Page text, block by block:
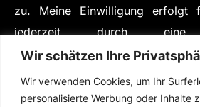
Wir schätzen Ihre
Wir verwenden Cookies, um Ihr
personalisierte Werbung oder Inhalte
zu. Meine Einwilligung erfolgt
jederzeit durch
privacy@thorconsulting.com
ohne dass hierfür andere als die
nach den Basistarifen anfallen.